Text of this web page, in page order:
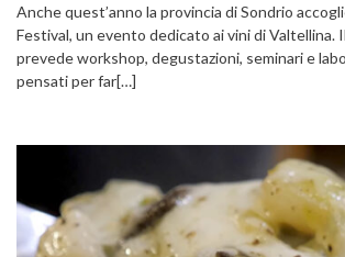
Anche quest’anno la provincia di Sondrio
Festival, un evento dedicato ai vini di Valtellina.
prevede workshop, degustazioni, seminari e
pensati per far[…]